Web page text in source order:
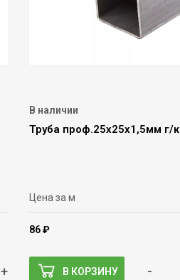
+
В наличии
Труба проф.25х25х1,5мм г/к
Цена за м
86 ₽
В КОРЗИНУ -